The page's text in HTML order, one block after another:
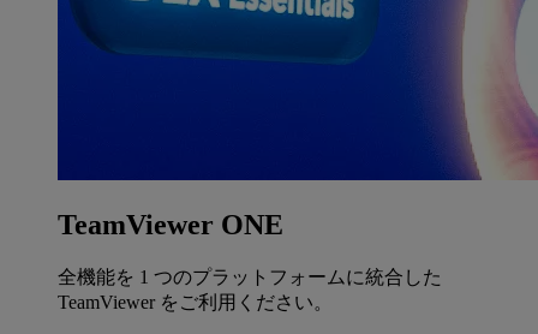
TeamViewer ONE
全機能を 1 つのプラットフォームに統合した
TeamViewer をご利用ください。